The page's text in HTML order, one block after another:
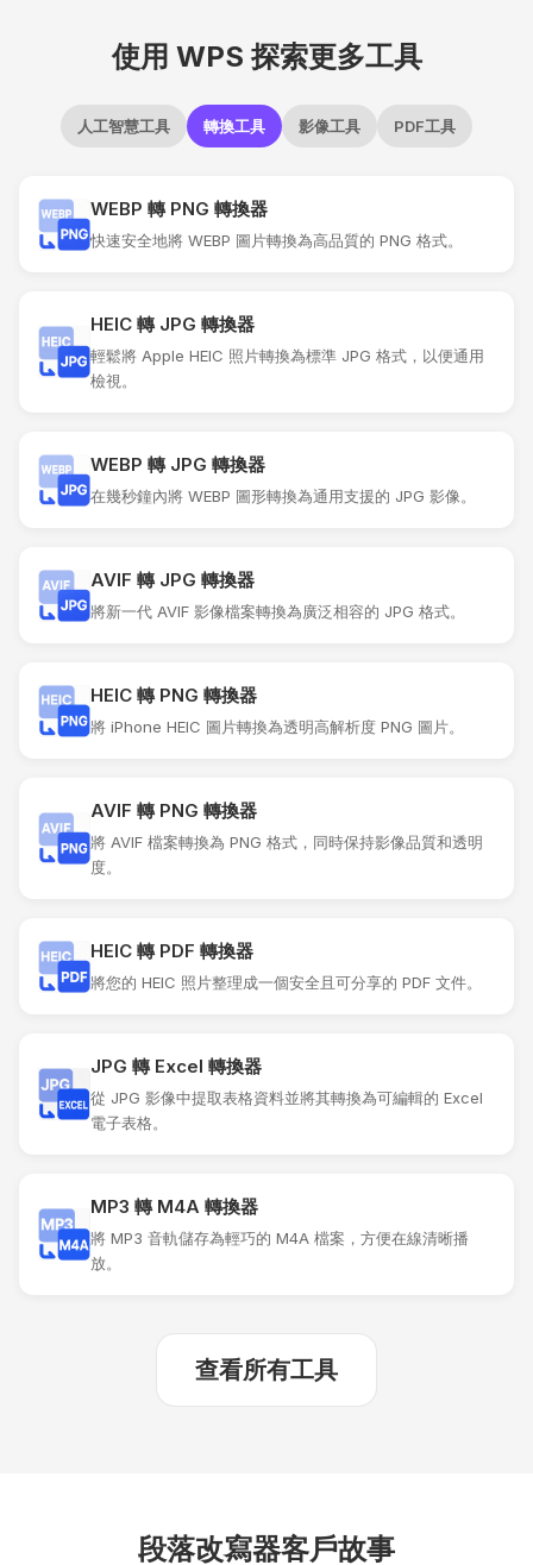
使用 WPS 探索更多工具
人工智慧工具 轉換工具 影像工具 PDF工具
WEBP 轉 PNG 轉換器
快速安全地將 WEBP 圖片轉換為高品質的 PNG 格式。
HEIC 轉 JPG 轉換器
輕鬆將 Apple HEIC 照片轉換為標準 JPG 格式，以便通用
檢視。
WEBP 轉 JPG 轉換器
在幾秒鐘內將 WEBP 圖形轉換為通用支援的 JPG 影像。
AVIF 轉 JPG 轉換器
將新一代 AVIF 影像檔案轉換為廣泛相容的 JPG 格式。
HEIC 轉 PNG 轉換器
將 iPhone HEIC 圖片轉換為透明高解析度 PNG 圖片。
AVIF 轉 PNG 轉換器
將 AVIF 檔案轉換為 PNG 格式，同時保持影像品質和透明
度。
HEIC 轉 PDF 轉換器
將您的 HEIC 照片整理成一個安全且可分享的 PDF 文件。
JPG 轉 Excel 轉換器
從 JPG 影像中提取表格資料並將其轉換為可編輯的 Excel
電子表格。
MP3 轉 M4A 轉換器
將 MP3 音軌儲存為輕巧的 M4A 檔案，方便在線清晰播
放。
查看所有工具
段落改寫器客戶故事